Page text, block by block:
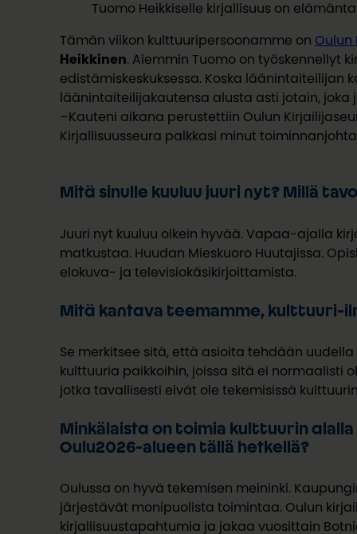
Tuomo Heikkiselle kirjallisuus on
Tämän viikon kulttuuripersoonamme on Oulun
Heikkinen . Aiemmin Tuomo on työskennellyt
edistämiskeskuksessa. Koska läänintaiteilijan
läänintaiteilijakautensa alusta asti jotain, joka
–Kauteni aikana perustettiin Oulun
Kirjallisuusseura palkkasi minut
Mitä sinulle kuuluu juuri nyt? Millä
Juuri nyt kuuluu oikein hyvää. Vapaa-ajalla
matkustaa. Huudan Mieskuoro Huutajissa.
elokuva- jatelevisiokäsikirjoittamista.
Mitä kantava teemamme, kulttuuri-
Se merkitsee sitä, että asioita tehdään
kulttuuria paikkoihin, joissa sitä ei normaalisti
jotka tavallisesti eivät ole tekemisissä
Minkälaista on toimia kulttuurin
Oulu2026-alueen tällä hetkellä?
Oulussa on hyvä tekemisen meininki.
järjestävät monipuolista toimintaa. Oulun
kirjallisuustapahtumia ja jakaa vuosittain